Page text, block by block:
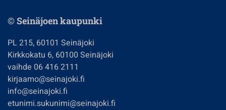
© Seinäjoen kaupunki
PL 215, 60101 Seinäjoki
Kirkkokatu 6, 60100 Seinäjoki
vaihde 06 416 2111
kirjaamo@seinajoki.fi
info@seinajoki.fi
etunimi.sukunimi@seinajoki.fi